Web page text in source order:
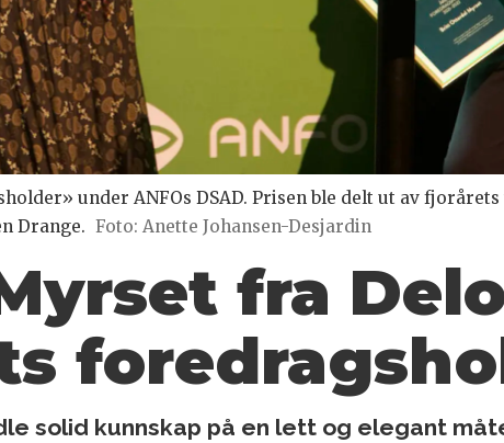
under ANFOs DSAD. Prisen ble delt ut av fjorårets
Drange. Foto: Anette Johansen-Desjardin
fra
solid kunnskap på en lett og elegant